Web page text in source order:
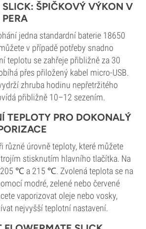
SLICK: ŠPIČKOVÝ VÝKON V
jedna standardní baterie 18650
v případě potřeby snadno
teplotu se zahřeje přibližně za 30
přes přiložený kabel micro-USB.
zhruba hodinu nepřetržitého
přibližně 10–12 sezením.
TEPLOTY PRO DOKONALÝ
různé úrovně teploty, které můžete
stisknutím hlavního tlačítka. Na
℃ a 215 ℃. Zvolená teplota se na
modré, zelené nebo červené
vaporizovat oleje nebo vosky,
nejvyšší teplotní nastavení.